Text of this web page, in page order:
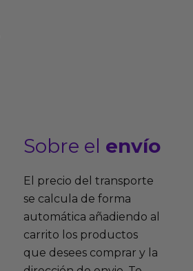
Sobre el envío
El precio del transporte
se calcula de forma
automática añadiendo al
carrito los productos
que desees comprar y la